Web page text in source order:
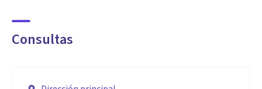
Consultas